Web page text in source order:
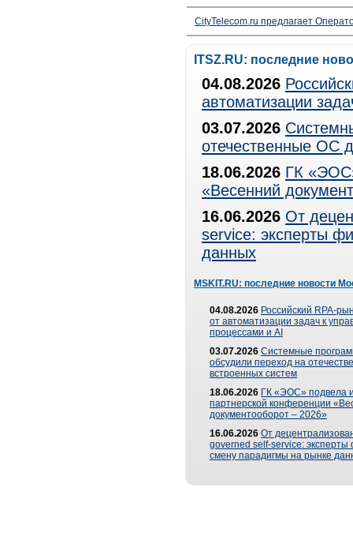
CityTelecom.ru предлагает
ITSZ.RU: последние
04.08.2026
автоматизации
03.07.2026
отечественные ОС
18.06.2026 ГК
«Весенний
16.06.2026 От
service: эксперты
данных
MSKIT.RU: последние новости
04.08.2026 Российский RPA-
от автоматизации задач к
процессами и AI
03.07.2026 Системные
обсудили переход на
встроенных систем
18.06.2026 ГК «ЭОС» подвела
партнерской конференции
документооборот – 2026»
16.06.2026 От
governed self-service: эксперты
смену парадигмы на рынке